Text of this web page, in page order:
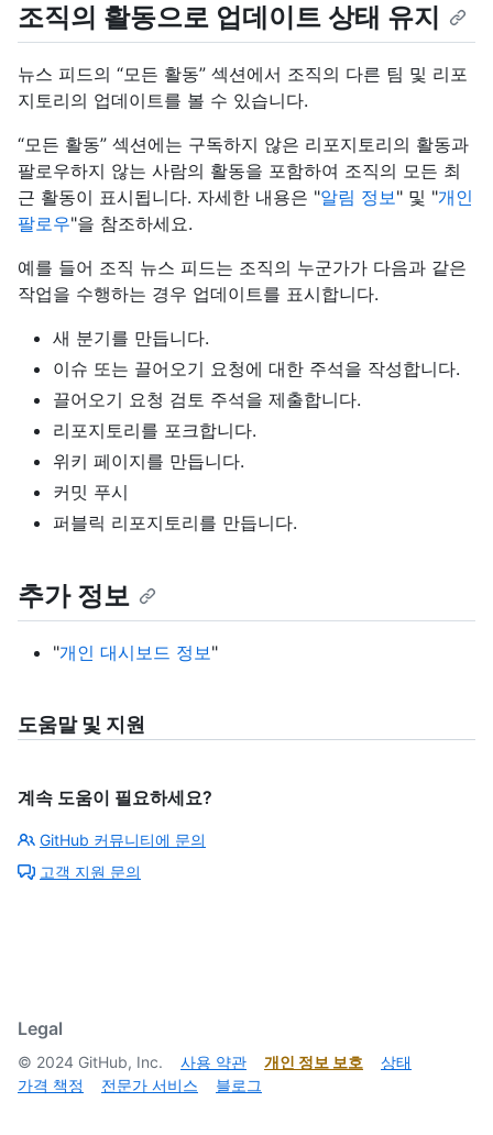
조직의 활동으로 업데이트 상태 유지
뉴스 피드의 “모든 활동” 섹션에서 조직의 다른 팀 및 리포
지토리의 업데이트를 볼 수 있습니다.
“모든 활동” 섹션에는 구독하지 않은 리포지토리의 활동과
팔로우하지 않는 사람의 활동을 포함하여 조직의 모든 최
근 활동이 표시됩니다. 자세한 내용은 "알림 정보" 및 "개인
팔로우"을 참조하세요.
예를 들어 조직 뉴스 피드는 조직의 누군가가 다음과 같은
작업을 수행하는 경우 업데이트를 표시합니다.
새 분기를 만듭니다.
이슈 또는 끌어오기 요청에 대한 주석을 작성합니다.
끌어오기 요청 검토 주석을 제출합니다.
리포지토리를 포크합니다.
위키 페이지를 만듭니다.
커밋 푸시
퍼블릭 리포지토리를 만듭니다.
추가 정보
"개인 대시보드 정보"
도움말 및 지원
계속 도움이 필요하세요?
GitHub 커뮤니티에 문의
고객 지원 문의
Legal
© 2024 GitHub, Inc. 사용 약관 개인 정보 보호
상태
가격 책정
전문가 서비스 블로그